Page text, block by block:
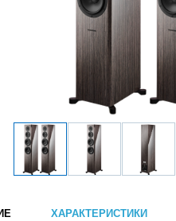
ХАРАКТЕРИСТИКИ